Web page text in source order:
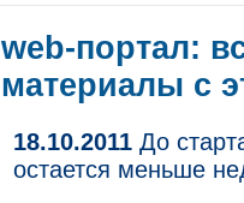
web-портал:
материалы с
18.10.2011 До
остается меньше